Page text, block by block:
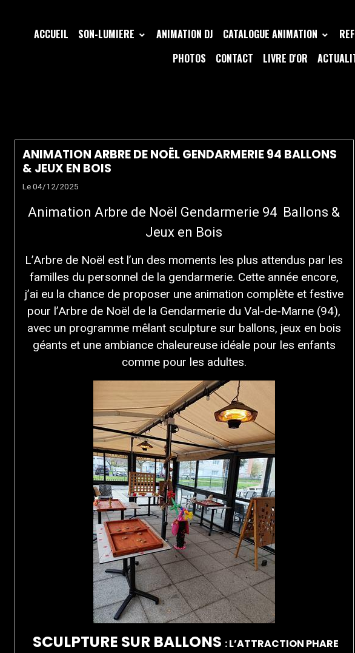
ACCUEIL SON-LUMIERE ANIMATION DJ CATALOGUE ANIMATION
PHOTOS
CONTACT LIVRE D'OR
ANIMATION ARBRE DE NOËL GENDARMERIE 94 BALLONS
& JEUX EN BOIS
Le 04/12/2025
Animation Arbre de Noël Gendarmerie 94 Ballons &
Jeux en Bois
L’Arbre de Noël est l’un des moments les plus attendus par les
familles du personnel de la gendarmerie. Cette année encore,
j’ai eu la chance de proposer une animation complète et festive
pour l’Arbre de Noël de la Gendarmerie du Val-de-Marne (94),
avec un programme mêlant sculpture sur ballons, jeux en bois
géants et une ambiance chaleureuse idéale pour les enfants
comme pour les adultes.
SCULPTURE SUR BALLONS : L’ATTRACTION PHARE